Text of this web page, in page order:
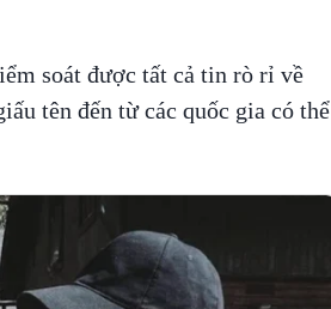
soát được tất cả tin rò rỉ về
tên đến từ các quốc gia có thể